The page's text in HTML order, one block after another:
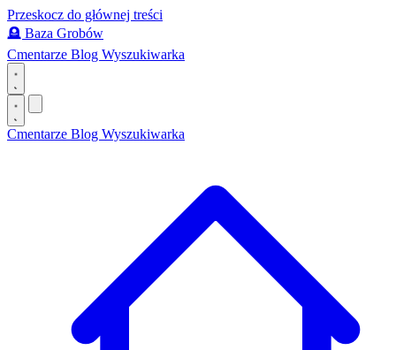
Przeskocz do głównej treści
🪦 Baza Grobów
Cmentarze Blog Wyszukiwarka
Cmentarze Blog Wyszukiwarka